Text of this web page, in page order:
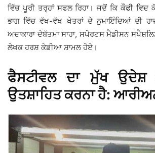
ਵਿੱਚ ਪੂਰੀ ਤਰ੍ਹਾਂ ਸਫਲ ਰਿਹਾ। ਜਦੋਂ ਕਿ ਕੌਫੀ
ਭਾਗ ਵਿੱਚ ਵੱਖ-ਵੱਖ ਖੇਤਰਾਂ ਦੇ ਨੁਮਾਇੰਦਿਆਂ ਦੀ
ਅਦਾਕਾਰਾ ਦੇਬੱਤਮਾ ਸਾਹਾ, ਸਪੋਰਟਸ ਮੈਡੀਸਨ
ਲੇਖਕ ਹਰਸ਼ ਕੇਡੀਆ ਸ਼ਾਮਲ ਹੋਏ।
ਫੈਸਟੀਵਲ ਦਾ ਮੁੱਖ ਉਦੇਸ਼
ਉਤਸ਼ਾਹਿਤ ਕਰਨਾ ਹੈ: